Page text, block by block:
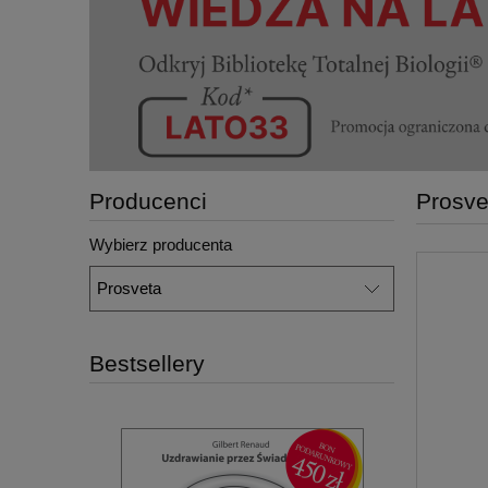
Producenci
Wybierz producenta
Bestsellery